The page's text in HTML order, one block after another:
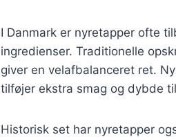
I Danmark er nyretapper ofte
ingredienser. Traditionelle
giver en velafbalanceret ret.
tilføjer ekstra smag og dybde
Historisk set har nyretapper